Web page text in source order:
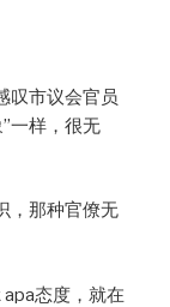
叹市议会官员
一样，很无
，那种官僚无
态度，就在